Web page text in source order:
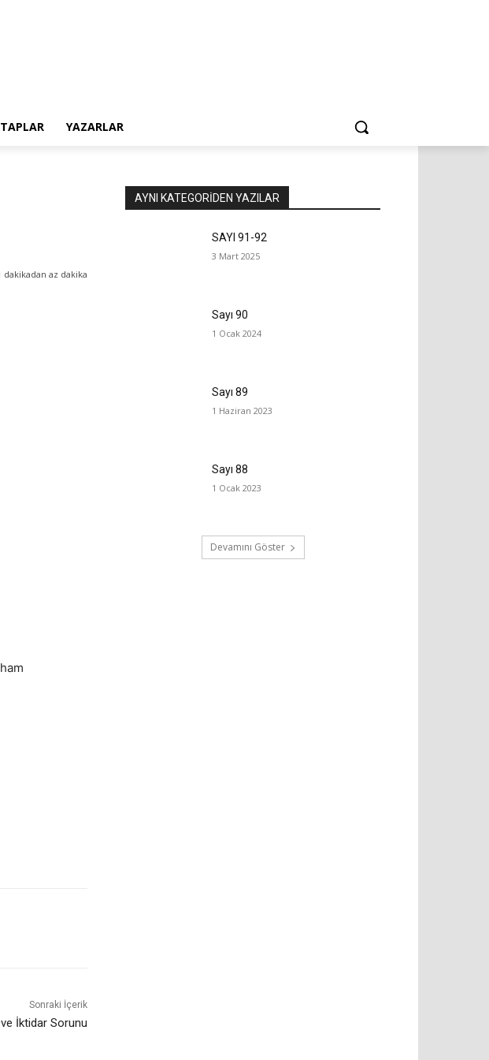
YAZARLAR
dakikadan az dakika
Sonraki İçerik
İktidar Sorunu
AYNI KATEGORIDEN YAZILAR
SAYI 91-92
3 Mart 2025
Sayı 90
1 Ocak 2024
Sayı 89
1 Haziran 2023
Sayı 88
1 Ocak 2023
Devamını Göster